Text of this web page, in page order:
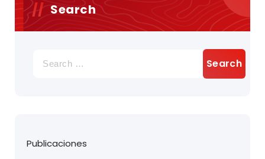
Search
for:
Publicaciones